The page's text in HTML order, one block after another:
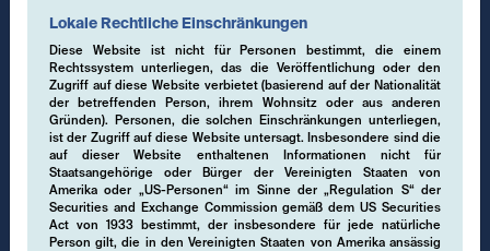
Lokale Rechtliche Einschränkungen
Diese Website ist nicht für Personen bestimmt, die einem
Rechtssystem unterliegen, das die Veröffentlichung oder den
Zugriff auf diese Website verbietet (basierend auf der Nationalität
der betreffenden Person, ihrem Wohnsitz oder aus anderen
Gründen). Personen, die solchen Einschränkungen unterliegen,
ist der Zugriff auf diese Website untersagt. Insbesondere sind die
auf dieser Website enthaltenen Informationen nicht für
Staatsangehörige oder Bürger der Vereinigten Staaten von
Amerika oder „US-Personen“ im Sinne der „Regulation S“ der
Securities and Exchange Commission gemäß dem US Securities
Act von 1933 bestimmt, der insbesondere für jede natürliche
Person gilt, die in den Vereinigten Staaten von Amerika ansässig
Cookies
()
Switch